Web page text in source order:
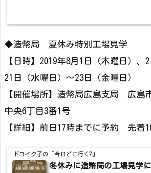
◆造幣局 夏休み特別工場見学
【日時】2019年8月1日（木曜日）、
21日（水曜日）～23日（金曜日）
【開催場所】造幣局広島支局 広島
中央6丁目3番1号
【詳細】前日17時までに予約 先着
ドコイク子の「今日どこ行く?」
冬休みに造幣局の工場見学